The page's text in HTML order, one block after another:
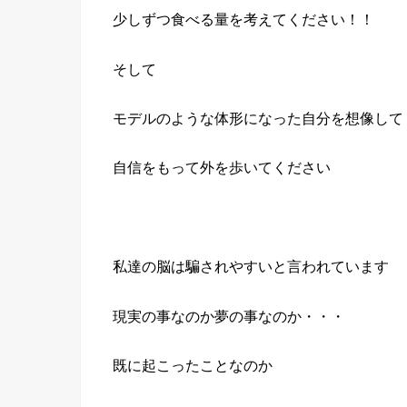
少しずつ食べる量を考えてください！！
そして
モデルのような体形になった自分を想像し
自信をもって外を歩いてください
私達の脳は騙されやすいと言われています
現実の事なのか夢の事なのか・・・
既に起こったことなのか